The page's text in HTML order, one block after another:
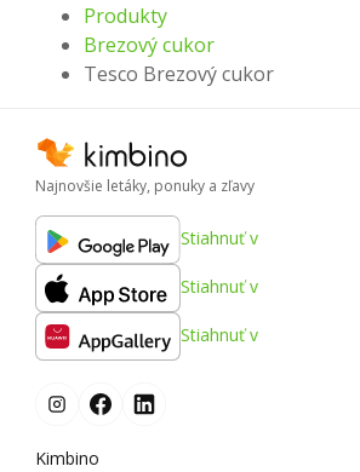
Produkty
Brezový cukor
Tesco Brezový cukor
Najnovšie letáky, ponuky a zľavy
Stiahnuť v
Stiahnuť v
Stiahnuť v
Kimbino